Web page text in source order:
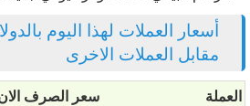
أسعار العملات لهذا اليوم
مقابل العملات الاخرى
العملة
سعر الصرف